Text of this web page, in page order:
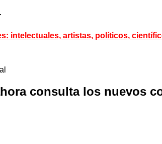
intelectuales, artistas, políticos,
consulta los nuevos